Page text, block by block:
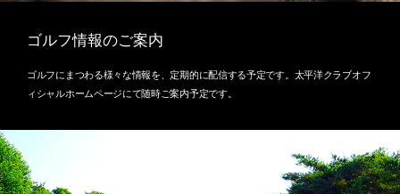
ゴルフ情報のご案内
ゴルフにまつわる様々な情報を、定期的に配信する予定です。太平洋クラブオフ
ィシャルホームページにて随時ご案内予定です。